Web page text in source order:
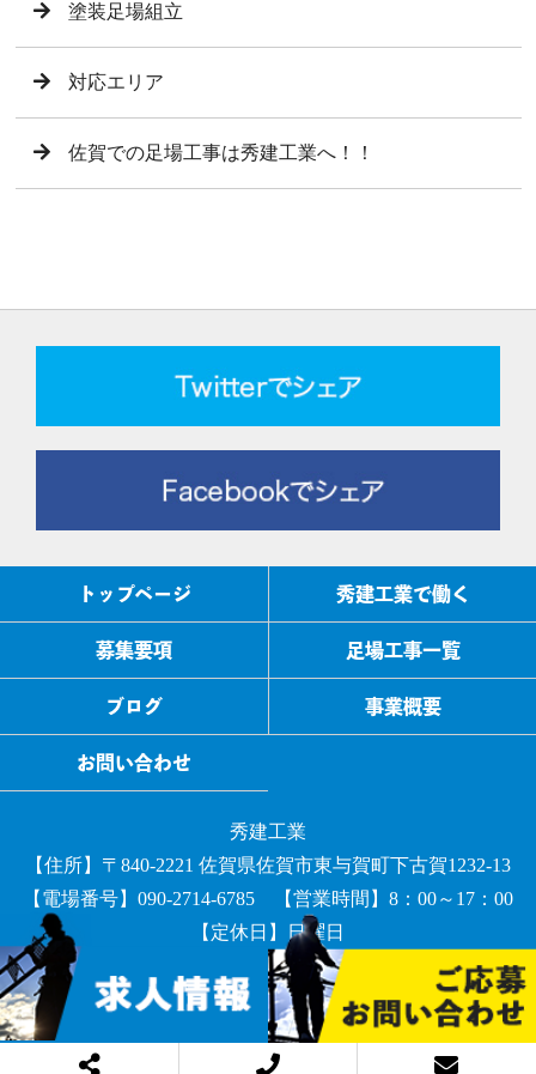
塗装足場組立
対応エリア
佐賀での足場工事は秀建工業へ！！
トップページ 秀建工業で働く
募集要項 足場工事一覧
ブログ 事業概要
お問い合わせ
秀建工業
【住所】〒840-2221 佐賀県佐賀市東与賀町下古賀1232-13
【電場番号】090-2714-6785 【営業時間】8：00～17：00
【定休日】日曜日
COPYRIGHT © 秀建工業 All rights reserved.